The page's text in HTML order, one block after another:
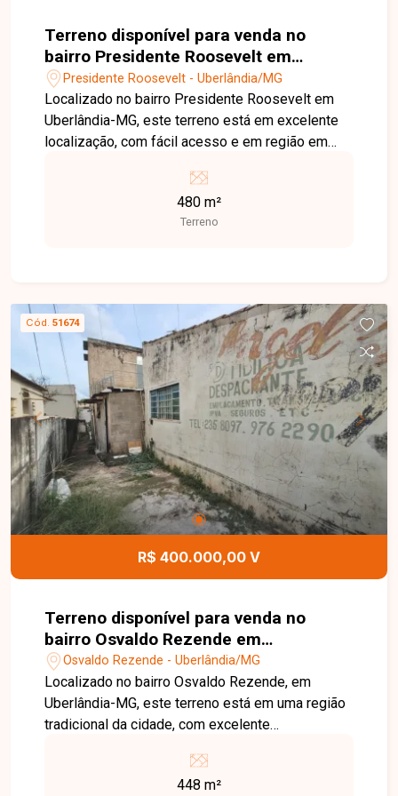
Terreno disponível para venda no
bairro Presidente Roosevelt em
Uberlândia-MG
Presidente Roosevelt - Uberlândia/MG
Localizado no bairro Presidente Roosevelt em
Uberlândia-MG, este terreno está em excelente
localização, com fácil acesso e em região em
possui grande potencial para construção
comercial, residencial ou empreendimento misto,
sendo uma excelente oportunidade para
diferentes tipos de projetos. Entre em contato
com a equipe da Delta Imóveis e agende sua
visita para conhecer essa oportunidade.
480 m²
Terreno
Cód. 51674
R$ 400.000,00 V
Terreno disponível para venda no
bairro Osvaldo Rezende em
Uberlândia-MG
Osvaldo Rezende - Uberlândia/MG
Localizado no bairro Osvaldo Rezende, em
Uberlândia-MG, este terreno está em uma região
tradicional da cidade, com excelente
comércios, escolas e diversos serviços
essenciais. O bairro é uma ótima opção tanto
448 m²